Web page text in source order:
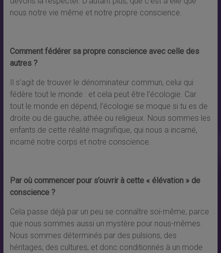
nous notre vie même et notre propre conscience.
Comment fédérer sa propre conscience avec celle des
autres ?
Il s’agit de trouver le dénominateur commun, celui qui
fédère tout le monde : et cela peut être l’écologie. Car
tout le monde en dépend, l’écologie se moque si tu es de
droite ou de gauche, athée ou religieux. Nous sommes les
enfants de cette réalité magnifique, qui nous a incarné,
incarné notre corps et notre conscience.
Par où commencer pour s’ouvrir à cette « élévation » de
conscience ?
Cela passe déjà par un peu se connaître soi-même, parce
que nous sommes aussi un mystère pour nous-mêmes.
Nous sommes déterminés par des pulsions, des
héritages, des cultures, et donc conditionnés à un mode